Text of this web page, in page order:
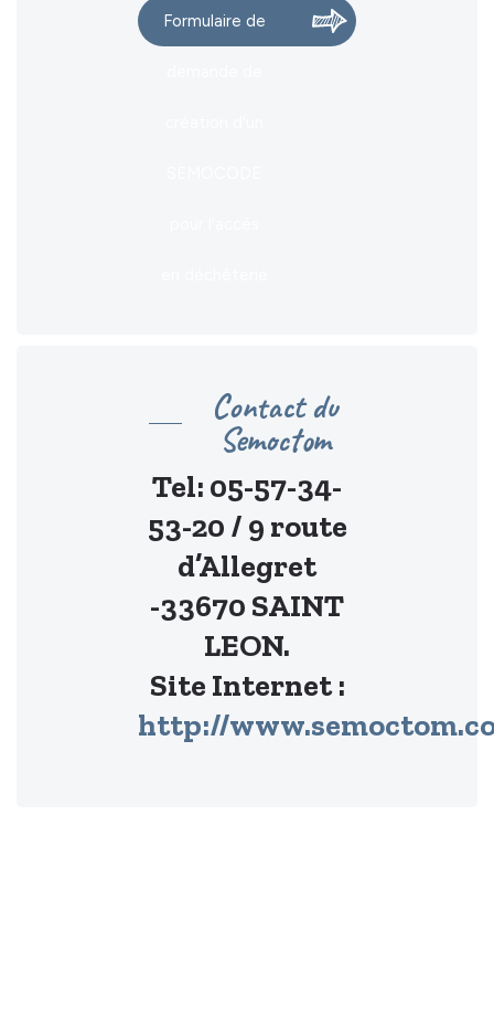
Formulaire de
Contact du
Semoctom
Tel: 05-57-34-
53-20 / 9 route
d’Allegret
-33670 SAINT
LEON.
Site Internet :
http://